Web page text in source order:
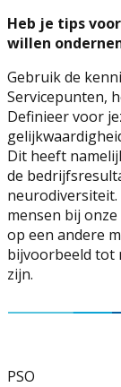
Heb je tips
willen
Gebruik de
Servicepunten,
Definieer voor
Dit heeft
de
neurodiversiteit.
mensen bij
op een andere
bijvoorbeeld tot
zijn.
PSO